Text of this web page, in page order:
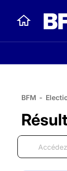
BFM -